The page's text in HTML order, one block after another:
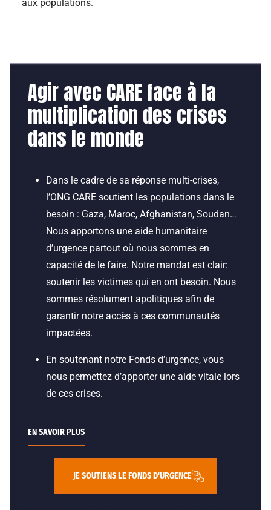
aux populations.
Agir avec CARE face à la
multiplication des crises
dans le monde
Dans le cadre de sa réponse multi-crises,
l’ONG CARE soutient les populations dans le
besoin : Gaza, Maroc, Afghanistan, Soudan…
Nous apportons une aide humanitaire
d’urgence partout où nous sommes en
capacité de le faire. Notre mandat est clair:
soutenir les victimes qui en ont besoin. Nous
sommes résolument apolitiques afin de
garantir notre accès à ces communautés
impactées.
En soutenant notre Fonds d’urgence, vous
nous permettez d’apporter une aide vitale lors
de ces crises.
EN SAVOIR PLUS
JE SOUTIENS LE FONDS D'URGENCE